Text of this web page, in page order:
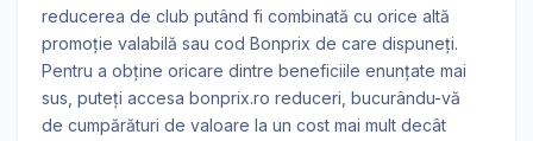
reducerea de club putând fi combinată cu orice altă
promoție valabilă sau cod Bonprix de care dispuneți.
Pentru a obține oricare dintre beneficiile enunțate mai
sus, puteți accesa bonprix.ro reduceri, bucurându-vă
de cumpărături de valoare la un cost mai mult decât